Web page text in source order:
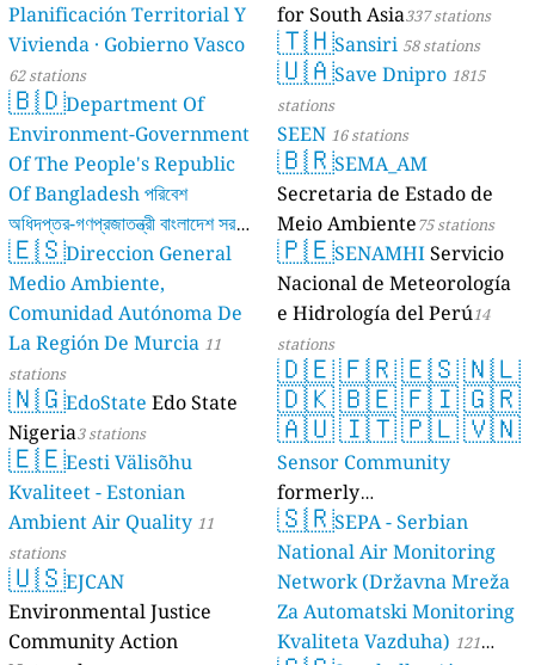
Planificación Territorial Y
Vivienda · Gobierno Vasco
62 stations
🇧🇩Department Of
Environment-Government
Of The People's Republic
Of Bangladesh পরিবেশ
অধিদপ্তর-গণপ্রজাতন্ত্রী বাংলাদেশ সরকার
17 stations
🇪🇸Direccion General
Medio Ambiente,
Comunidad Autónoma De
La Región De Murcia 11
stations
🇳🇬EdoState Edo State
Nigeria3 stations
🇪🇪Eesti Välisõhu
Kvaliteet - Estonian
Ambient Air Quality 11
stations
🇺🇸EJCAN
Environmental Justice
Community Action
for South Asia337 stations
🇹🇭Sansiri 58 stations
🇺🇦Save Dnipro 1815
stations
SEEN 16 stations
🇧🇷SEMA_AM
Secretaria de Estado de
Meio Ambiente75 stations
🇵🇪SENAMHIServicio
Nacional de Meteorología
e Hidrología del Perú14
stations
🇩🇪🇫🇷🇪🇸🇳🇱
🇩🇰🇧🇪🇫🇮🇬🇷
🇦🇺🇮🇹🇵🇱🇻🇳
Sensor Community
formerly
luftdaten.info35819 stations
🇸🇷SEPA - Serbian
National Air Monitoring
Network (Državna Mreža
Za Automatski Monitoring
Kvaliteta Vazduha) 121